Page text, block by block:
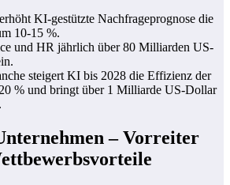
KI-gestützte Nachfrageprognose die
10-15 %.
und HR jährlich über 80 Milliarden US-
steigert KI bis 2028 die Effizienz der
% und bringt über 1 Milliarde US-Dollar
– Vorreiter